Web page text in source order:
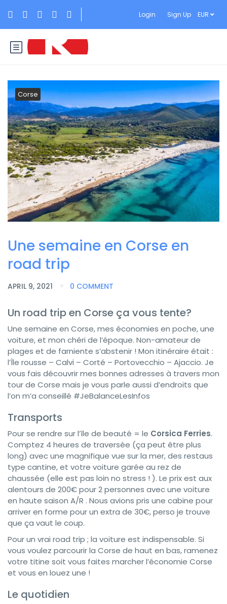
Login Sign Up EUR
Corse
Une semaine en Corse en
road trip
APRIL 9, 2021 0 COMMENT
Un road trip en Corse ça vous tente?
Une semaine en Corse, mes économies en poche, une
voiture, et mon chéri de l’époque. Non-amateur de
plages et de farniente s’abstenir ! Mon itinéraire était :
l’Île rousse – Calvi – Corté – Portovecchio – Ajaccio. Je
vous fais découvrir mes bonnes adresses à travers mon
tour de Corse mais je vous parle aussi d’endroits que
l’on m’a conseillé #JeBalanceLesInfos
Transports
Pour se rendre sur l’île de beauté = le Corsica Ferries.
Comptez 4 heures de traversée (ça peut être plus
long) avec une magnifique vue sur la mer, des restaus
type cantine, et votre voiture garée au rez de
chaussée (elle est pas loin no stress ! ). Le prix est aux
alentours de 200€ pour 2 personnes avec une voiture
en haute saison A/R . Nous avions pris une cabine pour
arriver en forme pour un extra de 30€, perso je trouve
que ça vaut le coup.
Pour un vrai road trip ; la voiture est indispensable. Si
vous voulez parcourir la Corse de haut en bas, ramenez
votre titine soit vous faites marcher l’économie Corse
et vous en louez une !
Le quotidien